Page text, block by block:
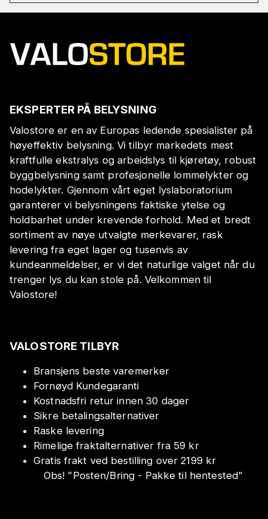
EKSPERTER PÅ BELYSNING
Valostore er en av Europas ledende spesialister på
høyeffektiv belysning. Vi tilbyr markedets mest
kraftfulle ekstralys og arbeidslys til kjøretøy, robust
byggbelysning samt profesjonelle lommelykter og
hodelykter. Gjennom vårt eget lyslaboratorium
garanterer vi belysningens faktiske ytelse og
holdbarhet under krevende forhold. Med et bredt
sortiment av nøye utvalgte merkevarer, rask
levering fra eget lager og tusenvis av
kundeanmeldelser, er vi det naturlige valget når du
trenger lys du kan stole på. Velkommen til
Valostore!
VALOSTORE TILBYR
Bransjens beste varemerker
Fornøyd Kundegaranti
Kostnadsfri retur innen 30 dager
Sikre betalingsalternativer
Raske levering
Rimelige fraktalternativer fra 59 kr
Gratis frakt ved bestilling over 2199 kr
Obs! "Posten/Bring - Pakke til hentested"